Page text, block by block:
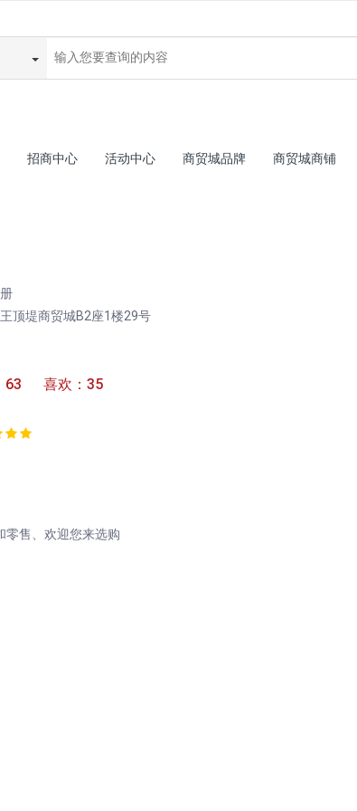
招商中心 活动中心 商贸城品牌 商贸城商铺
顶堤商贸城B2座1楼29号
63 喜欢：35
零售、欢迎您来选购